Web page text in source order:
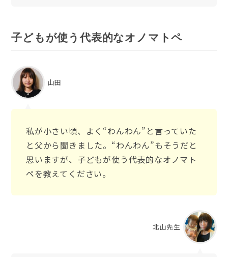
子どもが使う代表的なオノマトペ
山田
私が小さい頃、よく“わんわん”と言っていた
と父から聞きました。“わんわん”もそうだと
思いますが、子どもが使う代表的なオノマト
ペを教えてください。
北山先生